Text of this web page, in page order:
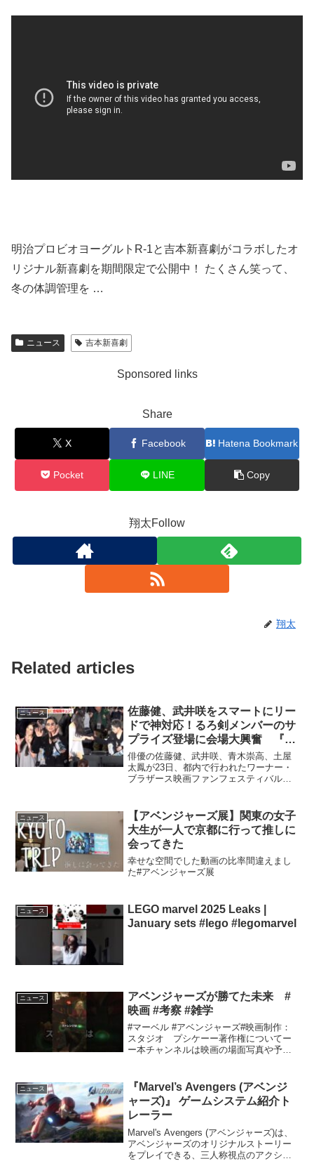
明治プロビオヨーグルトR-1と吉本新喜劇がコラボしたオ
リジナル新喜劇を期間限定で公開中！ たくさん笑って、
冬の体調管理を …
ニュース 吉本新喜劇
Sponsored links
Share
X Facebook Hatena Bookmark
Pocket LINE Copy
翔太Follow
翔太
Related articles
ニュース
佐藤健、武井咲をスマートにリー
ドで神対応！るろ剣メンバーのサ
プライズ登場に会場大興奮 『ワ
ーナー・ブラザース映画ファンフ
ェスティバル・グランドフィナー
レ』
俳優の佐藤健、武井咲、青木崇高、土屋
太鳳が23日、都内で行われたワーナー・
ブラザース映画ファンフェスティバル・
ニュース
【アベンジャーズ展】関東の女子
大生が一人で京都に行って推しに
会ってきた
幸せな空間でした動画の比率間違えまし
た#アベンジャーズ展
ニュース
LEGO marvel 2025 Leaks |
January sets #lego #legomarvel
ニュース
アベンジャーズが勝てた未来 #
映画 #考察 #雑学
#マーベル #アベンジャーズ#映画制作：
スタジオ プシケーー著作権についてー
ー本チャンネルは映画の場面写真や予告
投稿しております。著作権侵害に関する
申し立てがあっ...
ニュース
『Marvel’s Avengers (アベンジ
ャーズ)』 ゲームシステム紹介ト
レーラー
Marvel's Avengers (アベンジャーズ)は、
アベンジャーズのオリジナルストーリー
をプレイできる、三人称視点のアクショ